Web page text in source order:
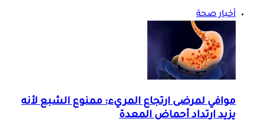
أخبار صحة
موافي لمرضى ارتجاع المريء: ممنوع الشبع لأنه
يزيد ارتداد أحماض المعدة